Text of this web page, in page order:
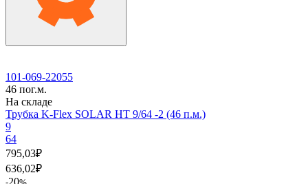
101-069-22055
46 пог.м.
На складе
Трубка K-Flex SOLAR HT 9/64 -2 (46 п.м.)
9
64
795,03₽
636,02₽
20